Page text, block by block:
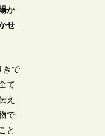
か
せ
きで
て
え
で
と